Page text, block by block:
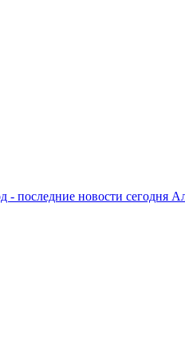
- последние новости сегодня